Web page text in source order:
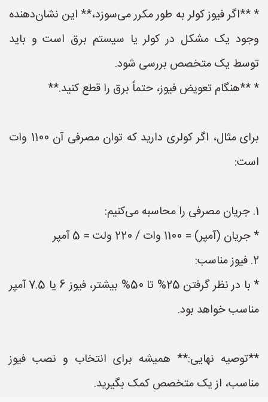
* **اگر فیوز کولر به طور مکرر می‌سوزد،** این نشان‌دهنده
وجود یک مشکل در کولر یا سیستم برق است و باید
توسط یک متخصص بررسی شود.
* **هنگام تعویض فیوز، حتماً برق را قطع کنید.**
برای مثال، اگر کولری دارید که توان مصرفی آن 1100 وات
است:
1. جریان مصرفی را محاسبه می‌کنیم:
* جریان (آمپر) = 1100 وات / 220 ولت = 5 آمپر
2. فیوز مناسب:
* با در نظر گرفتن 25% تا 50% بیشتر، فیوز 6 یا 7.5 آمپر
مناسب خواهد بود.
**توصیه نهایی:** همیشه برای انتخاب و نصب فیوز
مناسب، از یک متخصص کمک بگیرید.